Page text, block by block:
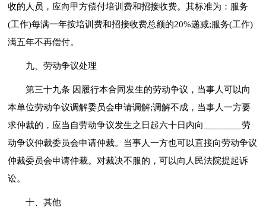
收的人员，应向甲方偿付培训费和招接收费。其标准为：服务
(工作)每满一年按培训费和招接收费总额的20%递减;服务(工作)
满五年不再偿付。
九、劳动争议处理
第三十九条 因履行本合同发生的劳动争议，当事人可以向
本单位劳动争议调解委员会申请调解;调解不成，当事人一方要
求仲裁的，应当自劳动争议发生之日起六十日内向________劳
动争议仲裁委员会申请仲裁。当事人一方也可以直接向劳动争议
仲裁委员会申请仲裁。对裁决不服的，可以向人民法院提起诉
讼。
十、其他